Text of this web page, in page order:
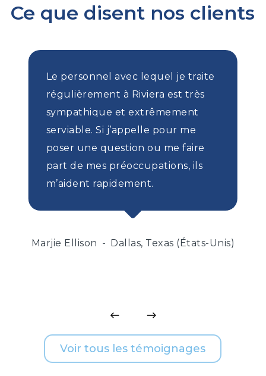
Ce que disent nos clients
Le personnel avec lequel je traite
régulièrement à Riviera est très
sympathique et extrêmement
serviable. Si j’appelle pour me
poser une question ou me faire
part de mes préoccupations, ils
m’aident rapidement.
Marjie Ellison Dallas, Texas (États-Unis)
Voir tous les témoignages